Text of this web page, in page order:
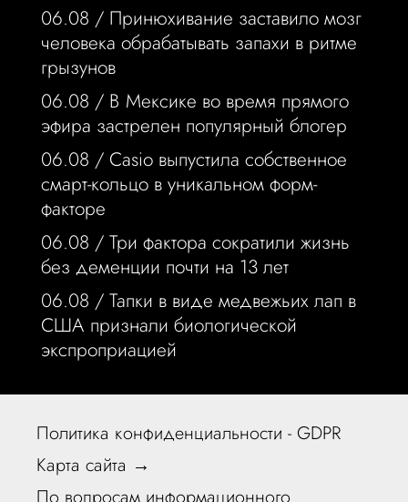
06.08 / Принюхивание заставило мозг
человека обрабатывать запахи в ритме
грызунов
06.08 / В Мексике во время прямого
эфира застрелен популярный блогер
06.08 / Casio выпустила собственное
смарт-кольцо в уникальном форм-
факторе
06.08 / Три фактора сократили жизнь
без деменции почти на 13 лет
06.08 / Тапки в виде медвежьих лап в
США признали биологической
экспроприацией
Политика конфиденциальности - GDPR
Карта сайта →
По вопросам информационного